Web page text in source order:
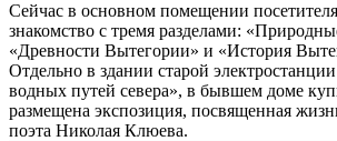
Сейчас в основном помещении
знакомство с тремя разделами:
«Древности Вытегории» и «История
Отдельно в здании старой
водных путей севера», в бывшем доме
размещена экспозиция, посвященная
поэта Николая Клюева.